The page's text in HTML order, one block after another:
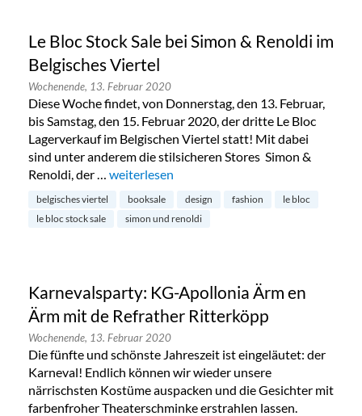
Le Bloc Stock Sale bei Simon & Renoldi im
Belgisches Viertel
Wochenende, 13. Februar 2020
Diese Woche findet, von Donnerstag, den 13. Februar,
bis Samstag, den 15. Februar 2020, der dritte Le Bloc
Lagerverkauf im Belgischen Viertel statt! Mit dabei
sind unter anderem die stilsicheren Stores Simon &
Renoldi, der … „Le Bloc Stock Sale bei Simon & Renoldi im
weiterlesen
belgisches viertel booksale design fashion
le bloc
le bloc stock sale
simon und renoldi
Karnevalsparty: KG-Apollonia Ärm en
Ärm mit de Refrather Ritterköpp
Wochenende, 13. Februar 2020
Die fünfte und schönste Jahreszeit ist eingeläutet: der
Karneval! Endlich können wir wieder unsere
närrischsten Kostüme auspacken und die Gesichter mit
farbenfroher Theaterschminke erstrahlen lassen.